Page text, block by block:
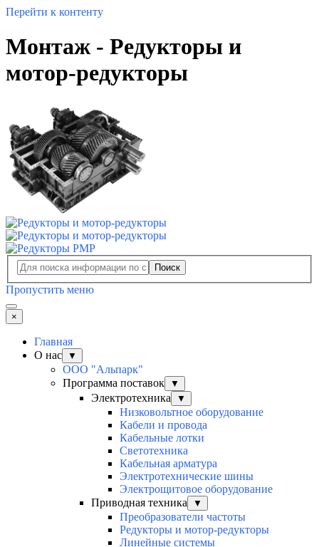
Перейти к контенту
Монтаж - Редукторы и
мотор-редукторы
Поиск
Пропустить меню
×
Главная
О нас
▼
ООО "Альпарк"
Программа поставок
▼
Электротехника ▼
Низковольтное оборудование
Кабели и провода
Кабельные лотки
Светотехника
Кабельная арматура
Электротехнические шины
Электрощитовое оборудование
Приводная техника
▼
Преобразователи частоты
Редукторы и мотор-редукторы
Линейные системы